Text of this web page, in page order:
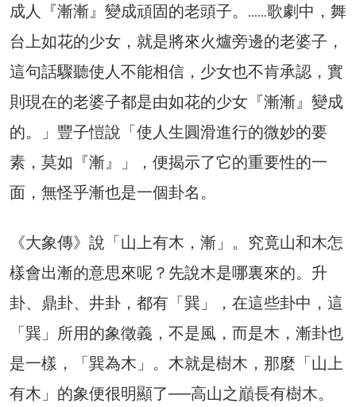
成人『漸漸』變成頑固的老頭子。……歌劇中，舞
台上如花的少女，就是將來火爐旁邊的老婆子，
這句話驟聽使人不能相信，少女也不肯承認，實
則現在的老婆子都是由如花的少女『漸漸』變成
的。」豐子愷說「使人生圓滑進行的微妙的要
素，莫如『漸』」，便揭示了它的重要性的一
面，無怪乎漸也是一個卦名。
《大象傳》說「山上有木，漸」。究竟山和木怎
樣會出漸的意思來呢？先說木是哪裏來的。升
卦、鼎卦、井卦，都有「巽」，在這些卦中，這
「巽」所用的象徵義，不是風，而是木，漸卦也
是一樣，「巽為木」。木就是樹木，那麼「山上
有木」的象便很明顯了──高山之巔長有樹木。